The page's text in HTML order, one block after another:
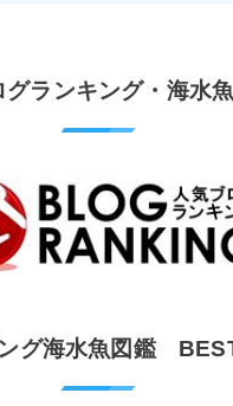
グランキング・海水魚
グ海水魚図鑑